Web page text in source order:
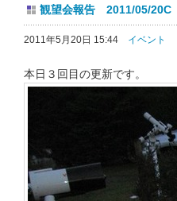
観望会報告 2011/05/20C
2011年5月20日 15:44 イベント
本日３回目の更新です。